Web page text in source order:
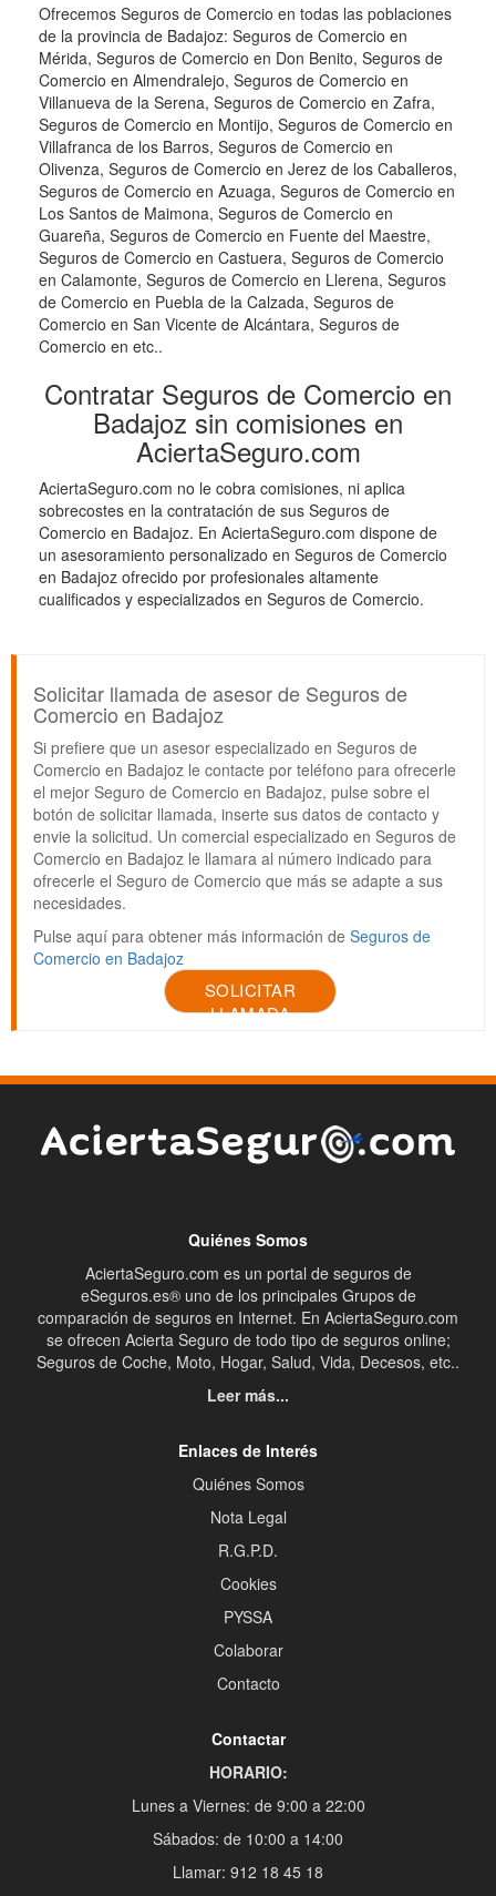
Ofrecemos Seguros de Comercio en todas las poblaciones
de la provincia de Badajoz: Seguros de Comercio en
Mérida, Seguros de Comercio en Don Benito, Seguros de
Comercio en Almendralejo, Seguros de Comercio en
Villanueva de la Serena, Seguros de Comercio en Zafra,
Seguros de Comercio en Montijo, Seguros de Comercio en
Villafranca de los Barros, Seguros de Comercio en
Olivenza, Seguros de Comercio en Jerez de los Caballeros,
Seguros de Comercio en Azuaga, Seguros de Comercio en
Los Santos de Maimona, Seguros de Comercio en
Guareña, Seguros de Comercio en Fuente del Maestre,
Seguros de Comercio en Castuera, Seguros de Comercio
en Calamonte, Seguros de Comercio en Llerena, Seguros
de Comercio en Puebla de la Calzada, Seguros de
Comercio en San Vicente de Alcántara, Seguros de
Comercio en etc..
Contratar Seguros de Comercio en
Badajoz sin comisiones en
AciertaSeguro.com
AciertaSeguro.com no le cobra comisiones, ni aplica
sobrecostes en la contratación de sus Seguros de
Comercio en Badajoz. En AciertaSeguro.com dispone de
un asesoramiento personalizado en Seguros de Comercio
en Badajoz ofrecido por profesionales altamente
cualificados y especializados en Seguros de Comercio.
Solicitar llamada de asesor de Seguros de
Comercio en Badajoz
Si prefiere que un asesor especializado en Seguros de
Comercio en Badajoz le contacte por teléfono para ofrecerle
el mejor Seguro de Comercio en Badajoz, pulse sobre el
botón de solicitar llamada, inserte sus datos de contacto y
envie la solicitud. Un comercial especializado en Seguros de
Comercio en Badajoz le llamara al número indicado para
ofrecerle el Seguro de Comercio que más se adapte a sus
necesidades.
Pulse aquí para obtener más información de Seguros de
Comercio en Badajoz
SOLICITAR
LLAMADA
Quiénes Somos
AciertaSeguro.com es un portal de seguros de
eSeguros.es® uno de los principales Grupos de
comparación de seguros en Internet. En AciertaSeguro.com
se ofrecen Acierta Seguro de todo tipo de seguros online;
Seguros de Coche, Moto, Hogar, Salud, Vida, Decesos, etc..
Leer más...
Enlaces de Interés
Quiénes Somos
Nota Legal
R.G.P.D.
Cookies
PYSSA
Colaborar
Contacto
Contactar
HORARIO:
Lunes a Viernes: de 9:00 a 22:00
Sábados: de 10:00 a 14:00
Llamar: 912 18 45 18